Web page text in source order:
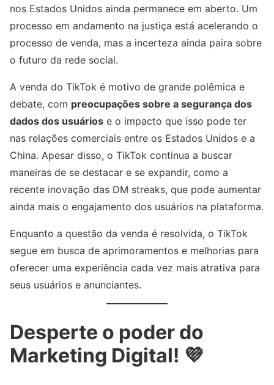
nos Estados Unidos ainda permanece em aberto. Um
processo em andamento na justiça está acelerando o
processo de venda, mas a incerteza ainda paira sobre
o futuro da rede social.
A venda do TikTok é motivo de grande polêmica e
debate, com preocupações sobre a segurança dos
dados dos usuários e o impacto que isso pode ter
nas relações comerciais entre os Estados Unidos e a
China. Apesar disso, o TikTok continua a buscar
maneiras de se destacar e se expandir, como a
recente inovação das DM streaks, que pode aumentar
ainda mais o engajamento dos usuários na plataforma.
Enquanto a questão da venda é resolvida, o TikTok
segue em busca de aprimoramentos e melhorias para
oferecer uma experiência cada vez mais atrativa para
seus usuários e anunciantes.
Desperte o poder do
Marketing Digital! 💜